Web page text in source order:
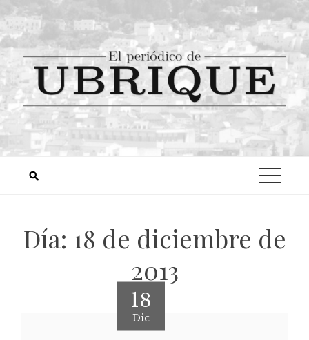
Día: 18 de diciembre de
2013
18
Dic